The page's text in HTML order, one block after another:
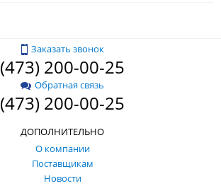
Заказать звонок
(473) 200-00-25
Обратная связь
(473) 200-00-25
ДОПОЛНИТЕЛЬНО
О компании
Поставщикам
Новости